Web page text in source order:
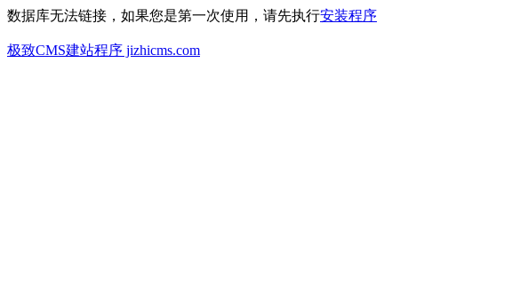
数据库无法链接，如果您是第一次使用，请先执行安装程序
极致CMS建站程序 jizhicms.com